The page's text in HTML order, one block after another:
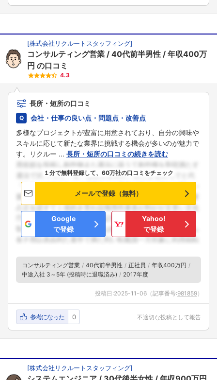
[株式会社リクルートスタッフィング]
コンサルティング営業 40代前半男性
年収400万
円 の口コミ
4.3
長所・短所の口コミ
会社・仕事の良い点・問題点・改善点
多様なプロジェクトが豊富に用意されており、自分の興味や
スキルに応じて新たな業界に挑戦する機会が多いのが魅力で
す。リクルー ... 長所・短所の口コミの続きを読む
１分で無料登録して、60万社の口コミをチェック
メールで登録（無料）
Google
で登録
Yahoo!
で登録
コンサルティング営業 40代前半男性 正社員
年収400万円
中途入社 3～5年 (投稿時に退職済み)
2017年度
投稿日:2025-11-06 （記事番号:981859）
参考になった 0 不適切な投稿として報告
[株式会社リクルートスタッフィング]